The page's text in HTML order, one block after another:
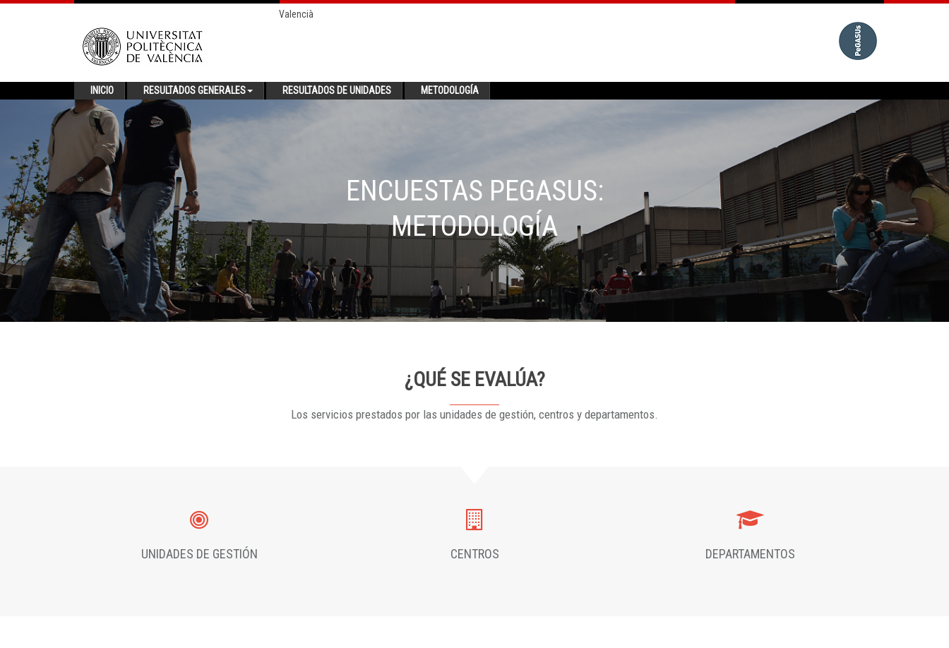
Valencià
INICIO RESULTADOS GENERALES RESULTADOS DE UNIDADES METODOLOGÍA
ENCUESTAS PEGASUS:
METODOLOGÍA
¿QUÉ SE EVALÚA?
Los servicios prestados por las unidades de gestión, centros y departamentos.
UNIDADES DE GESTIÓN CENTROS DEPARTAMENTOS